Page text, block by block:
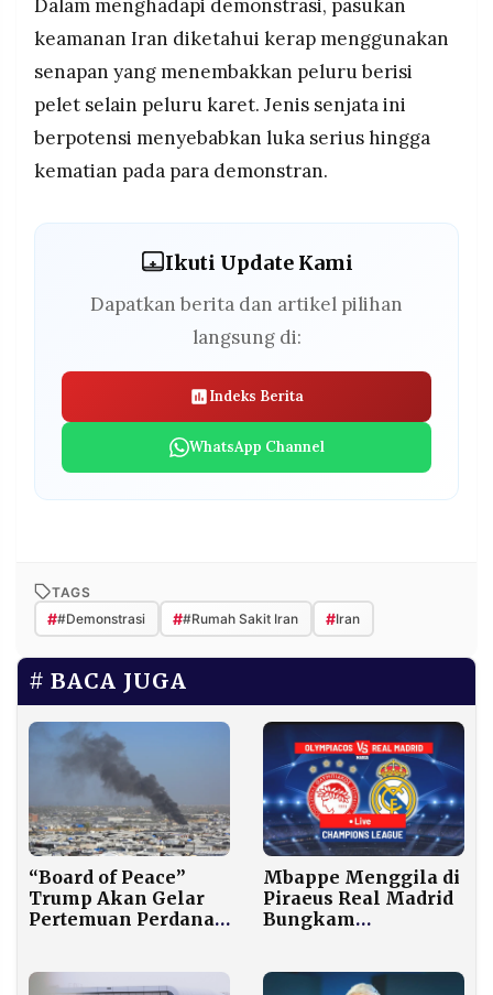
Dalam menghadapi demonstrasi, pasukan
keamanan Iran diketahui kerap menggunakan
senapan yang menembakkan peluru berisi
pelet selain peluru karet. Jenis senjata ini
berpotensi menyebabkan luka serius hingga
kematian pada para demonstran.
Ikuti Update Kami
Dapatkan berita dan artikel pilihan
langsung di:
Indeks Berita
WhatsApp Channel
TAGS
##Demonstrasi ##Rumah Sakit Iran #Iran
BACA JUGA
“Board of Peace”
Trump Akan Gelar
Pertemuan Perdana
Mbappe Menggila di
Piraeus Real Madrid
Bungkam
Ledakan